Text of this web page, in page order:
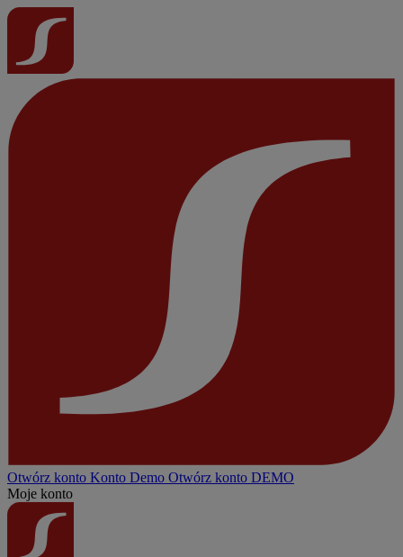
Otwórz konto Konto Demo Otwórz konto DEMO
Moje konto